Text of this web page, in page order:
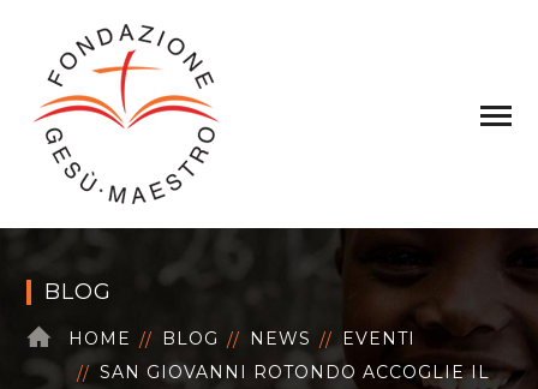
BLOG
HOME BLOG NEWS
EVENTI
SAN GIOVANNI ROTONDO ACCOGLIE IL